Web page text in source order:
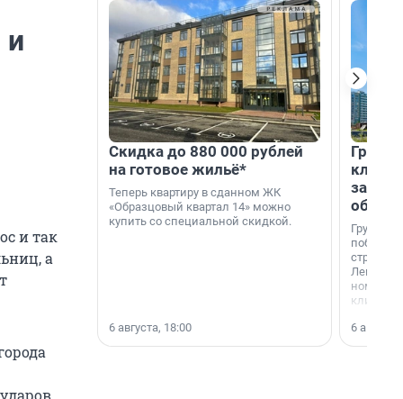
и
и так
а
Скидка до 880 000 рублей
на готовое жильё*
Теперь квартиру в сданном ЖК
«Образцовый квартал 14» можно
купить со специальной скидкой.
6 августа, 18:00
Группа
области».
6